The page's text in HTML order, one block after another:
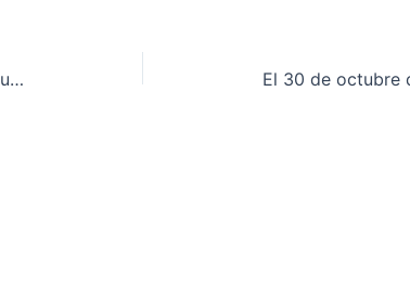
Federalistas de Andalucía debate sus propuestas ante la crisis territorial